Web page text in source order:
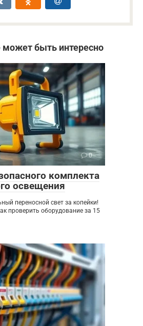
быть интересно
0
комплекта
освещения
переносной свет за копейки!
проверить оборудование за 15